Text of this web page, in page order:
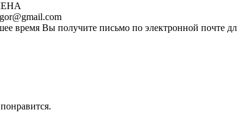
время Вы получите письмо по электронной почте